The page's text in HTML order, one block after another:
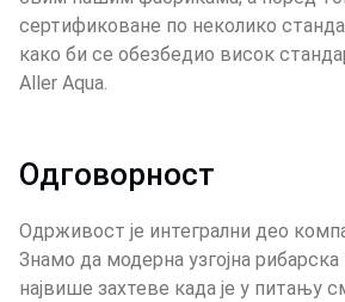
сертификоване по неколико
како би се обезбедио висок
Aller Aqua.
Одговорност
Одрживост је интегрални део
Знамо да модерна узгојна
највише захтеве када је у питању